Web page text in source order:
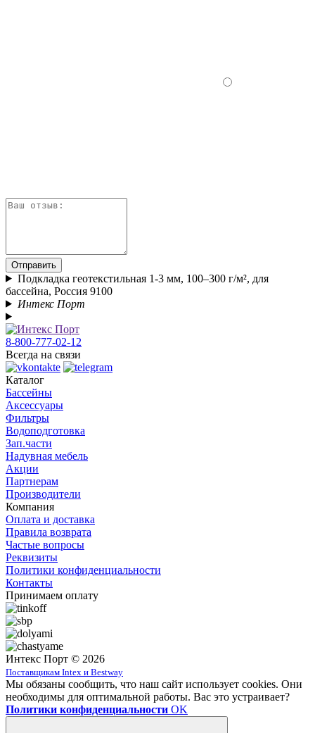
Отправить
Подкладка геотекстильная 1-3 мм, 100–300 г/м², для
бассейна, Россия 9100
Интекс Порт
8-800-777-02-12
Всегда на связи
Каталог
Бассейны
Аксессуары
Фильтры
Водоподготовка
Зап.части
Надувная мебель
Акции
Партнерам
Производители
Компания
Оплата и доставка
Правила возврата
Частые вопросы
Реквизиты
Политики конфиденциальности
Контакты
Принимаем оплату
Интекс Порт © 2026
Поставщикам Intex и Bestway
Мы обязаны сообщить, что наш сайт использует cookies. Они
необходимы для оптимальной работы. Вас это устраивает?
Политики конфиденциальности OK